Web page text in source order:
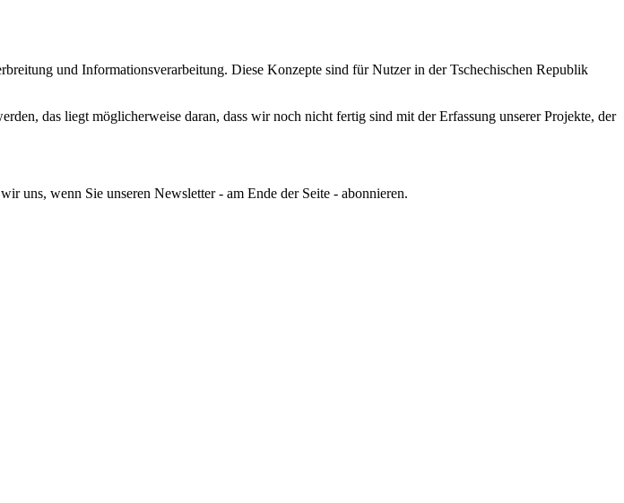
und Informationsverarbeitung. Diese Konzepte sind für Nutzer in der Tschechischen Republik
das liegt möglicherweise daran, dass wir noch nicht fertig sind mit der Erfassung unserer Projekte, der
uns, wenn Sie unseren Newsletter - am Ende der Seite - abonnieren.